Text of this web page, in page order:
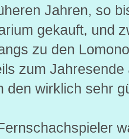
Jahren, so
gekauft, und
zu den
zum
den wirklich sehr